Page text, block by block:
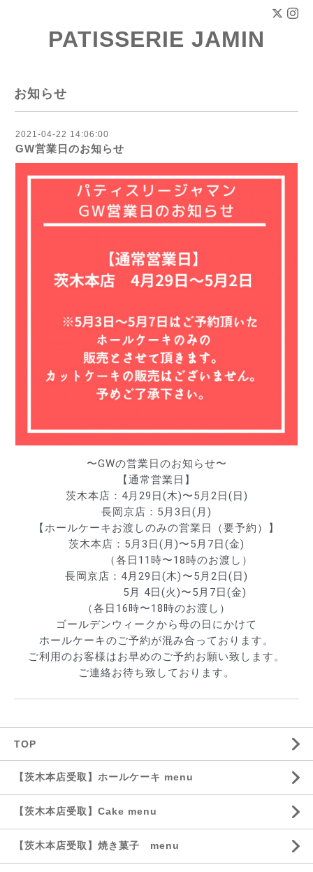
PATISSERIE JAMIN
お知らせ
2021-04-22 14:06:00
GW営業日のお知らせ
〜GWの営業日のお知らせ〜
【通常営業日】
茨木本店：4月29日(木)〜5月2日(日)
長岡京店：5月3日(月)
【ホールケーキお渡しのみの営業日（要予約）】
茨木本店：5月3日(月)〜5月7日(金)
（各日11時〜18時のお渡し）
長岡京店：4月29日(木)〜5月2日(日)
5月 4日(火)〜5月7日(金)
（各日16時〜18時のお渡し）
ゴールデンウィークから母の日にかけて
ホールケーキのご予約が混み合っております。
ご利用のお客様はお早めのご予約お願い致します。
ご連絡お待ち致しております。
TOP
【茨木本店受取】ホールケーキ menu
【茨木本店受取】Cake menu
【茨木本店受取】焼き菓子 menu